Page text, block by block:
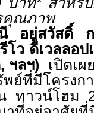
คุณภาพ
นี อยู่สวัสดิ์
โว ดีเวลลอ
ฯลฯ)
เปิดเผ
พย์ที่มีโครง
ทาวน์โฮม